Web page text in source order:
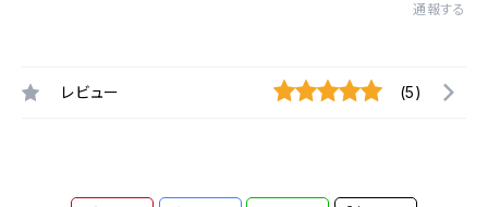
通報する
レビュー (5)